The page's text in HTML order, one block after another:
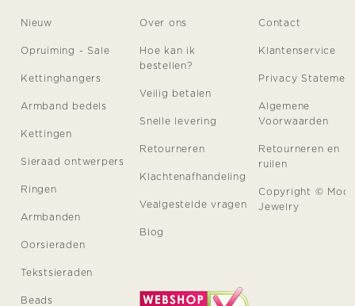
Nieuw
Opruiming - Sale
Kettinghangers
Armband bedels
Kettingen
Sieraad ontwerpers
Ringen
Armbanden
Oorsieraden
Tekstsieraden
Beads
Over ons
Hoe kan ik
bestellen?
Veilig betalen
Snelle levering
Retourneren
Klachtenafhandeling
Vealgestelde vragen
Blog
Contact
Klantenservice
Privacy
Algemene
Voorwaarden
Retourneren en
ruilen
Copyright ©
Jewelry